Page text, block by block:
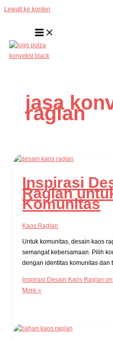
Lewati ke konten
jasa
raglan
Inspirasi
Raglan
Komunitas
Kaos Raglan
Untuk komunitas, desain kaos
semangat kebersamaan. Pilih
dengan identitas komunitas dan
Inspirasi Desain Kaos Raglan
More »